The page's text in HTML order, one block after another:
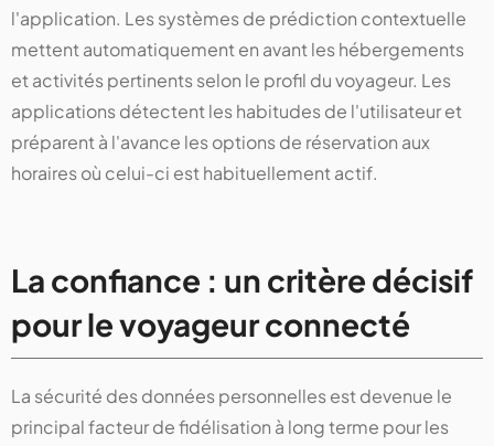
l'application. Les systèmes de prédiction contextuelle
mettent automatiquement en avant les hébergements
et activités pertinents selon le profil du voyageur. Les
applications détectent les habitudes de l'utilisateur et
préparent à l'avance les options de réservation aux
horaires où celui-ci est habituellement actif.
La confiance : un critère décisif
pour le voyageur connecté
La sécurité des données personnelles est devenue le
principal facteur de fidélisation à long terme pour les